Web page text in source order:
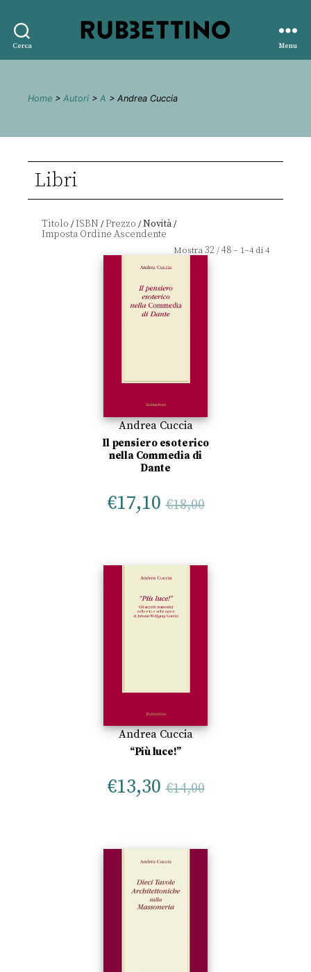
Cerca
editore
Menu
Home > Autori > A > Andrea Cuccia
Libri
Titolo /ISBN /Prezzo /Novità/
Mostra32/48– 1–4 di 4
Andrea Cuccia
Il pensiero esoterico
nella Commedia di
Dante
€17,10 €18,00
Andrea Cuccia
“Più luce!”
€13,30 €14,00